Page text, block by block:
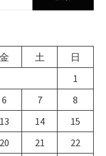
金 土
日
1
6 7
8
13 14
15
20 21
22